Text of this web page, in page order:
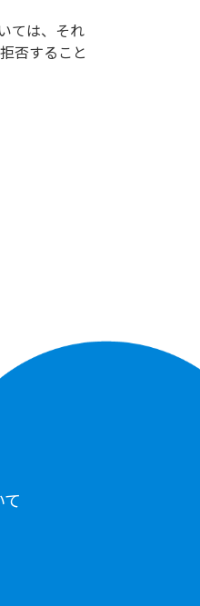
ては、それ
否すること